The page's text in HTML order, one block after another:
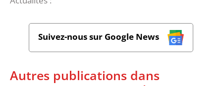
Suivez-nous sur Google News
Autres publications dans